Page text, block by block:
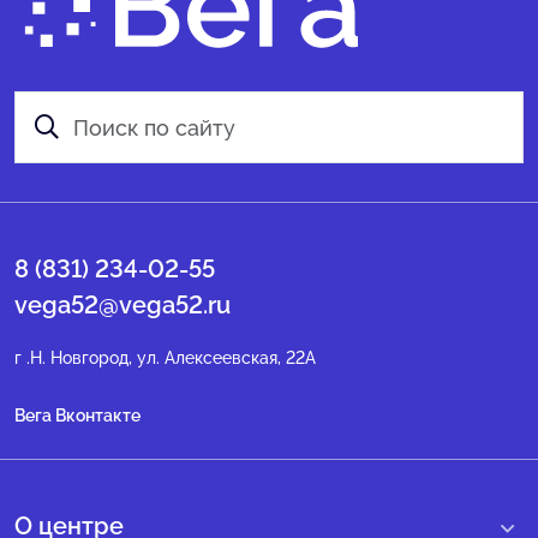
8 (831) 234-02-55
vega52@vega52.ru
г .Н. Новгород, ул. Алексеевская, 22А
Вега Вконтакте
О центре